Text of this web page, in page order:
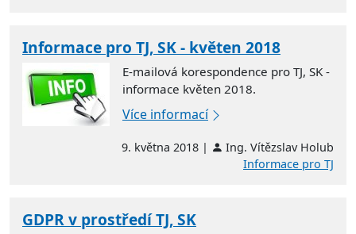
Informace pro TJ, SK - květen 2018
E-mailová korespondence pro TJ, SK -
informace květen 2018.
Více informací
9. května 2018 |
Ing. Vítězslav Holub
Informace pro TJ
GDPR v prostředí TJ, SK